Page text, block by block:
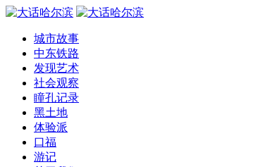
城市故事
中东铁路
发现艺术
社会观察
瞳孔记录
黑土地
体验派
口福
游记